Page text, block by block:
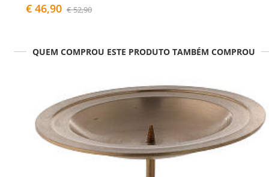
€ 46,90 € 52,90
QUEM COMPROU ESTE PRODUTO TAMBÉM COMPROU